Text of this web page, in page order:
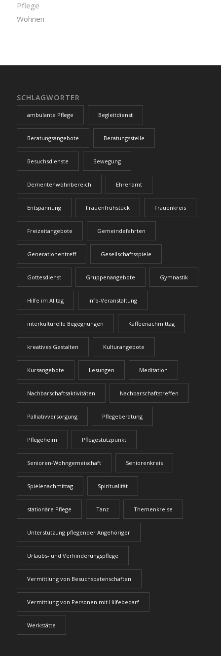
Pflege
Wohnen
SCHLAGWÖRTER
ambulante Pflege Begleitdienst
Beratungsangebote Beratungsstelle
Besuchsdienste Bewegung
Dementenwohnbereich Ehrenamt
Entspannung Frauenfrühstück Frauenkreis
Freizeitangebote Gemeindefahrten
Generationentreff Gesellschaftsspiele
Gottesdienst Gruppenangebote Gymnastik
Hilfe im Alltag Info-Veranstaltung
interkulturelle Begegnungen Kaffeenachmittag
kreatives Gestalten Kulturangebote
Kursangebote Lesungen Meditation
Nachbarschaftsaktivitäten Nachbarschaftstreffen
Palliativversorgung Pflegeberatung
Pflegeheim Pflegestützpunkt
Senioren-Wohngemeischaft Seniorenkreis
Spielenachmittag Spiritualität
stationäre Pflege Tanz Themenkreise
Unterstützung pflegender Angehöriger
Urlaubs- und Verhinderungspflege
Vermittlung von Besuchspatenschaften
Vermittlung von Personen mit Hilfebedarf
Werkstätte